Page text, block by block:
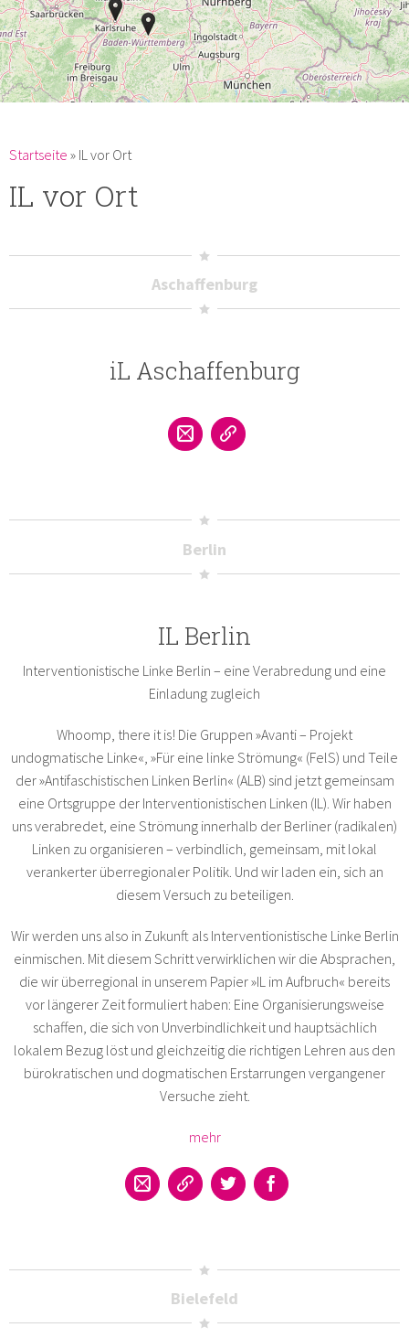
Du bist hier
Startseite » IL vor Ort
IL vor Ort
Aschaffenburg
iL Aschaffenburg
Berlin
IL Berlin
Interventionistische Linke Berlin – eine Verabredung und eine
Einladung zugleich
Whoomp, there it is! Die Gruppen »Avanti – Projekt
undogmatische Linke«, »Für eine linke Strömung« (FelS) und Teile
der »Antifaschistischen Linken Berlin« (ALB) sind jetzt gemeinsam
eine Ortsgruppe der Interventionistischen Linken (IL). Wir haben
uns verabredet, eine Strömung innerhalb der Berliner (radikalen)
Linken zu organisieren – verbindlich, gemeinsam, mit lokal
verankerter überregionaler Politik. Und wir laden ein, sich an
diesem Versuch zu beteiligen.
Wir werden uns also in Zukunft als Interventionistische Linke Berlin
einmischen. Mit diesem Schritt verwirklichen wir die Absprachen,
die wir überregional in unserem Papier »IL im Aufbruch« bereits
vor längerer Zeit formuliert haben: Eine Organisierungsweise
schaffen, die sich von Unverbindlichkeit und hauptsächlich
lokalem Bezug löst und gleichzeitig die richtigen Lehren aus den
bürokratischen und dogmatischen Erstarrungen vergangener
Versuche zieht.
mehr
Bielefeld